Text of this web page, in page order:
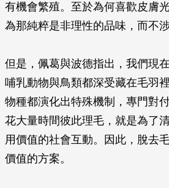
有機會繁殖。至於為何喜歡皮膚
為那純粹是非理性的品味，而不
但是，佩葛與波德指出，我們現
哺乳動物與鳥類都深受藏在毛羽
物種都演化出特殊機制，專門對
花大量時間彼此理毛，就是為了
用價值的社會互動。因此，脫去
價值的方案。